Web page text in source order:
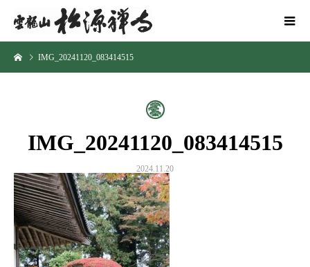
IMG_20241120_083414515
IMG_20241120_083414515
2024.11.20